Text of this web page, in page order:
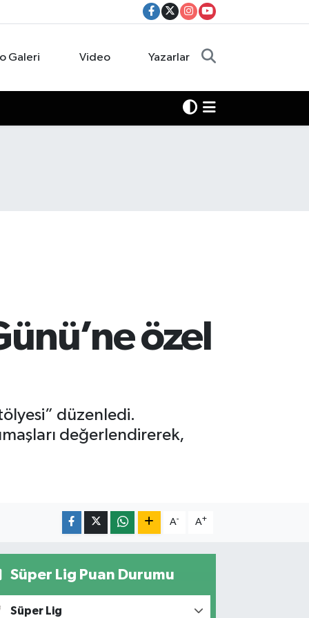
Galeri Video Yazarlar
özel
düzenledi.
değerlendirerek,
A- A+
Süper Lig Puan Durumu
Süper Lig